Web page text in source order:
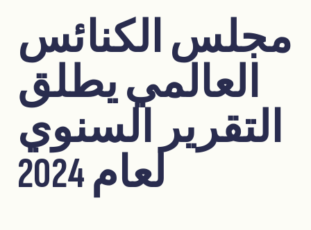
مجلس الكنائس
العالمي يطلق
التقرير السنوي
لعام 2024